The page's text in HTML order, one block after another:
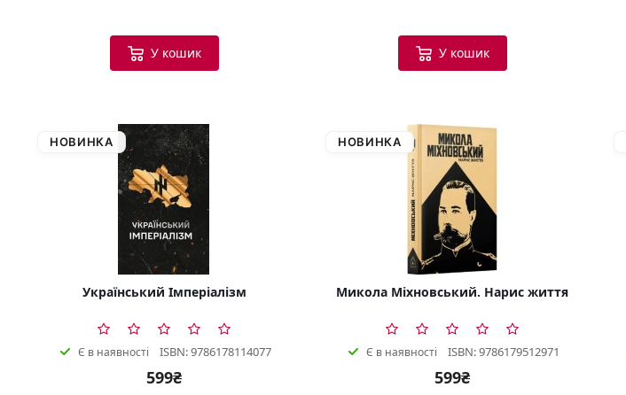
У кошик У кошик
НОВИНКА
Український Імперіалізм
Є в наявності ISBN: 9786178114077
599₴
НОВИНКА
Микола Міхновський. Нарис життя
Є в наявності ISBN: 9786179512971
599₴